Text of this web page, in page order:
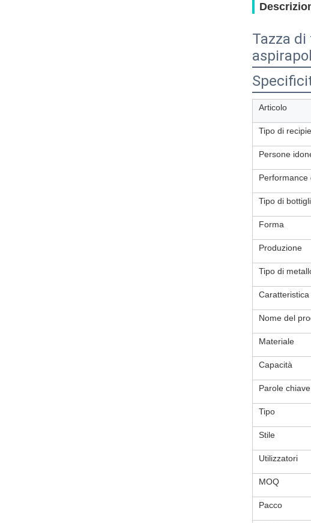
Tazza
Articolo
Tipo di
Persone
Performance
Tipo di
Forma
Produzione
Tipo di
Caratteristica
Nome del
Materiale
Capacità
Parole chiave
Tipo
Stile
Utilizzatori
MOQ
Pacco